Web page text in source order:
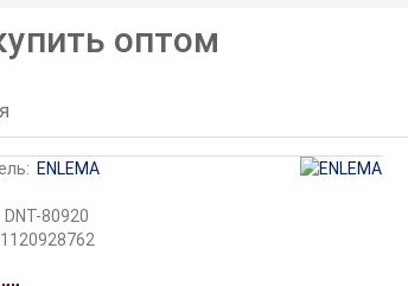
оптом
ENLEMA
DNT-80920